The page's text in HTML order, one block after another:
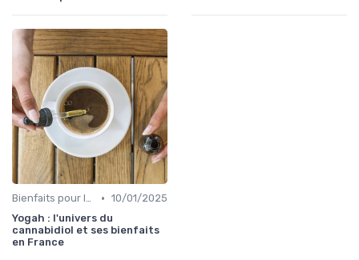
Bienfaits pour la santé • 10/01/2025
Yogah : l'univers du
cannabidiol et ses bienfaits
en France